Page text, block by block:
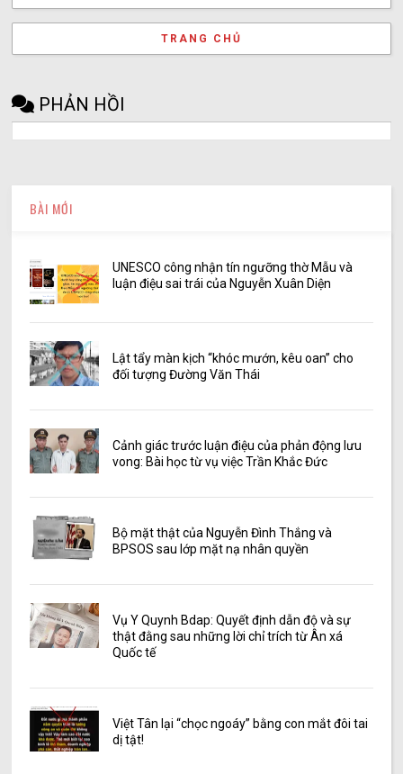
TRANG CHỦ
PHẢN HỒI
BÀI MỚI
UNESCO công nhận tín ngưỡng thờ Mẫu và
luận điệu sai trái của Nguyễn Xuân Diện
Lật tẩy màn kịch “khóc mướn, kêu oan” cho
đối tượng Đường Văn Thái
Cảnh giác trước luận điệu của phản động lưu
vong: Bài học từ vụ việc Trần Khắc Đức
Bộ mặt thật của Nguyễn Đình Thắng và
BPSOS sau lớp mặt nạ nhân quyền
Vụ Y Quynh Bdap: Quyết định dẫn độ và sự
thật đằng sau những lời chỉ trích từ Ân xá
Quốc tế
Việt Tân lại “chọc ngoáy” bằng con mắt đôi tai
dị tật!